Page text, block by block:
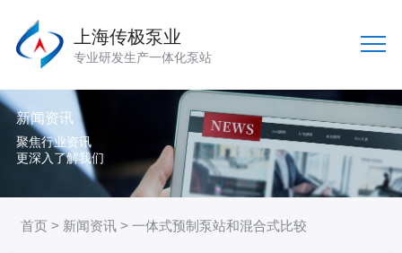
上海传极泵业
专业研发生产一体化泵站
新闻资讯
聚焦行业资讯
更深入了解我们
首页 > 新闻资讯 > 一体式预制泵站和混合式比较